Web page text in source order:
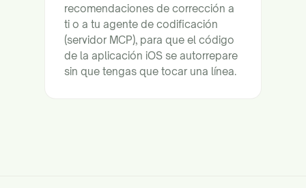
recomendaciones de corrección a
ti o a tu agente de codificación
(servidor MCP), para que el código
de la aplicación iOS se autorrepare
sin que tengas que tocar una línea.